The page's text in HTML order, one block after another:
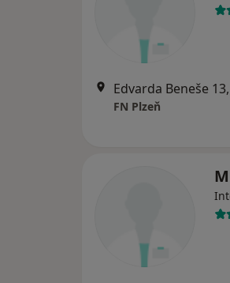
Edvarda Beneše
FN Plzeň